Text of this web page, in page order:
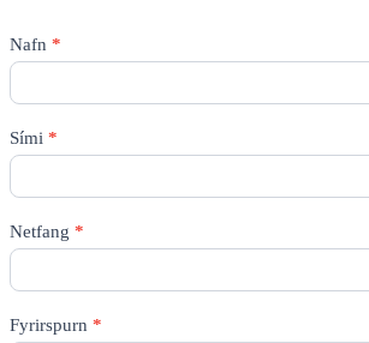
Nafn *
Sími *
Netfang *
Fyrirspurn *